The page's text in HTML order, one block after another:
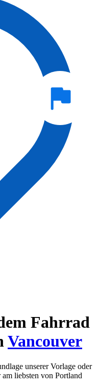
Fahrrad
Vancouver
unserer Vorlage oder
liebsten von Portland